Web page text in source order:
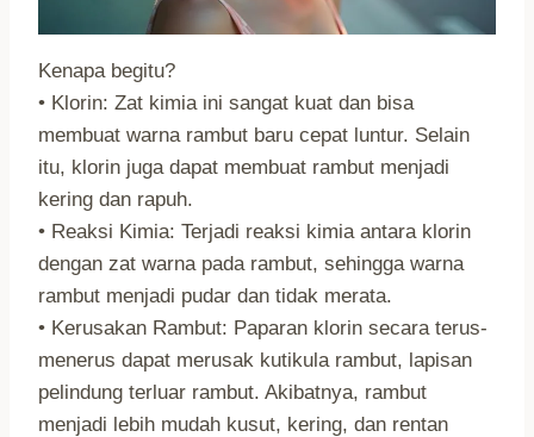
Kenapa begitu?
• Klorin: Zat kimia ini sangat kuat dan bisa
membuat warna rambut baru cepat luntur. Selain
itu, klorin juga dapat membuat rambut menjadi
kering dan rapuh.
• Reaksi Kimia: Terjadi reaksi kimia antara klorin
dengan zat warna pada rambut, sehingga warna
rambut menjadi pudar dan tidak merata.
• Kerusakan Rambut: Paparan klorin secara terus-
menerus dapat merusak kutikula rambut, lapisan
pelindung terluar rambut. Akibatnya, rambut
menjadi lebih mudah kusut, kering, dan rentan